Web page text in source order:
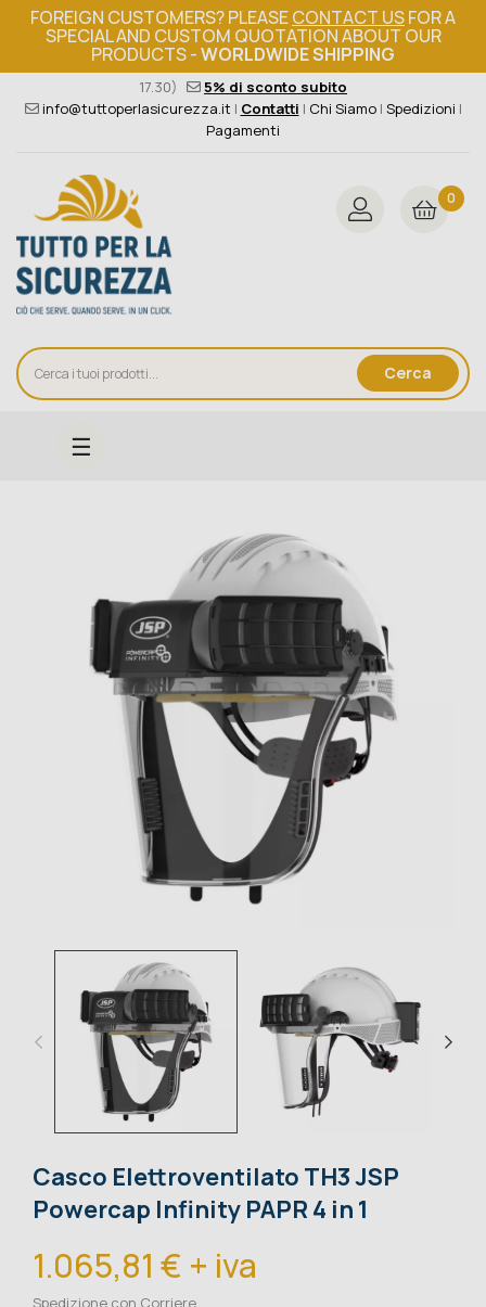
FOREIGN CUSTOMERS? PLEASECONTACT USFOR A
SPECIAL AND CUSTOM QUOTATION ABOUT OUR
PRODUCTS -WORLDWIDE SHIPPING
Ordine minimo 149€+iva 376 004 4000(Lun - Ven / 8.30 -
17.30)
5% di sconto subito
info@tuttoperlasicurezza.it | Contatti | Chi Siamo| Spedizioni |
Pagamenti
Cerca
0
navigazione
☰
Casco Elettroventilato TH3 JSP
Powercap Infinity PAPR 4 in 1
1.065,81 € + iva
Spedizione con Corriere